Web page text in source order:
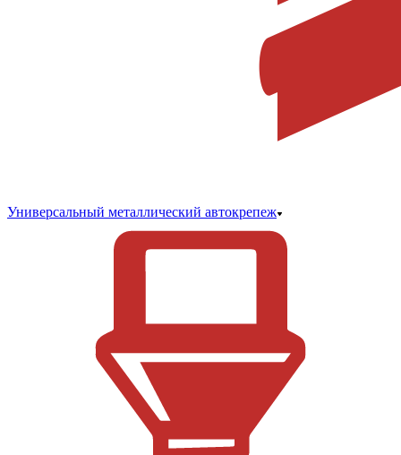
Универсальный металлический автокрепеж